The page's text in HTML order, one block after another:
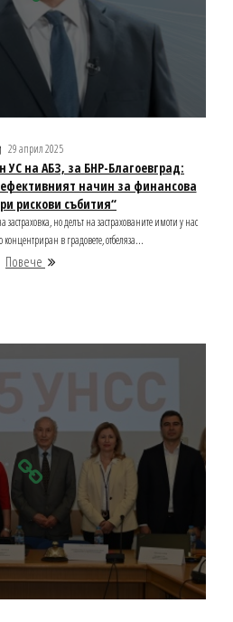
29 април 2025
УС на АБЗ, за БНР-Благоевград:
начин за финансова
рискови събития“
застраховка, но делът на застрахованите имоти у нас
концентриран в градовете, отбеляза...
Повече